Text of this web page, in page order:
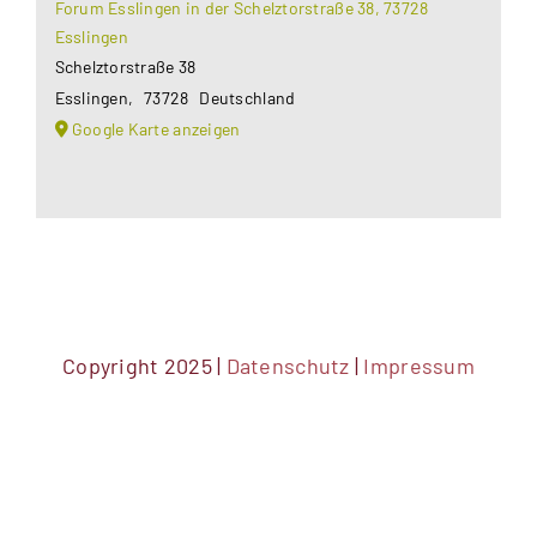
Forum Esslingen in der Schelztorstraße 38, 73728
Esslingen
Schelztorstraße 38
Esslingen, 73728 Deutschland
Google Karte anzeigen
Copyright 2025 | Datenschutz | Impressum